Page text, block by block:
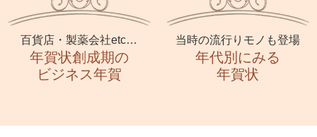
百貨店・製薬会社etc…
年賀状創成期の
ビジネス年賀
当時の流行りモノも登場
年代別にみる
年賀状